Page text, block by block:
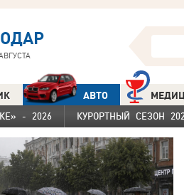
АВТО
- 2026 КУРОРТНЫЙ СЕЗОН